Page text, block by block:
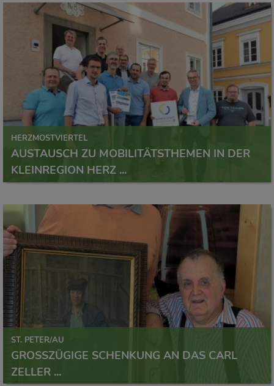
HERZMOSTVIERTEL
AUSTAUSCH ZU MOBILITÄTSTHEMEN IN DER
KLEINREGION HERZ ...
ST. PETER/AU
GROSSZÜGIGE SCHENKUNG AN DAS CARL Z
ELLER ...